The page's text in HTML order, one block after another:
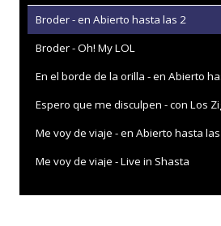
Broder - en Abierto hasta las 2
Broder - Oh! My LOL
En el borde de la orilla - en Abierto
Espero que me disculpen - con Los
Me voy de viaje - en Abierto hasta
Me voy de viaje - Live in Shasta